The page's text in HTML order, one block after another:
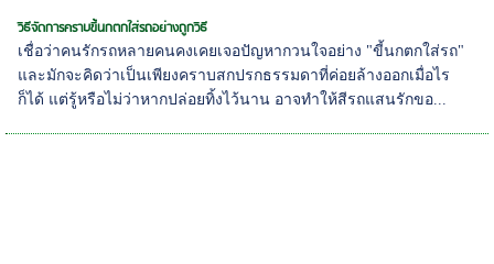
วิธีจัดการคราบขี้นกตกใส่รถอย่างถูกวิธี
เชื่อว่าคนรักรถหลายคนคงเคยเจอปัญหากวนใจอย่าง "ขี้นกตกใส่รถ"
และมักจะคิดว่าเป็นเพียงคราบสกปรกธรรมดาที่ค่อยล้างออกเมื่อไร
ก็ได้ แต่รู้หรือไม่ว่าหากปล่อยทิ้งไว้นาน อาจทำให้สีรถแสนรักขอ...